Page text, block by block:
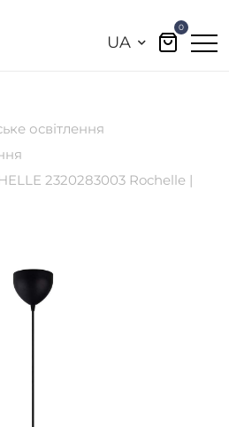
UA
0
освітлення
2320283003 Rochelle |